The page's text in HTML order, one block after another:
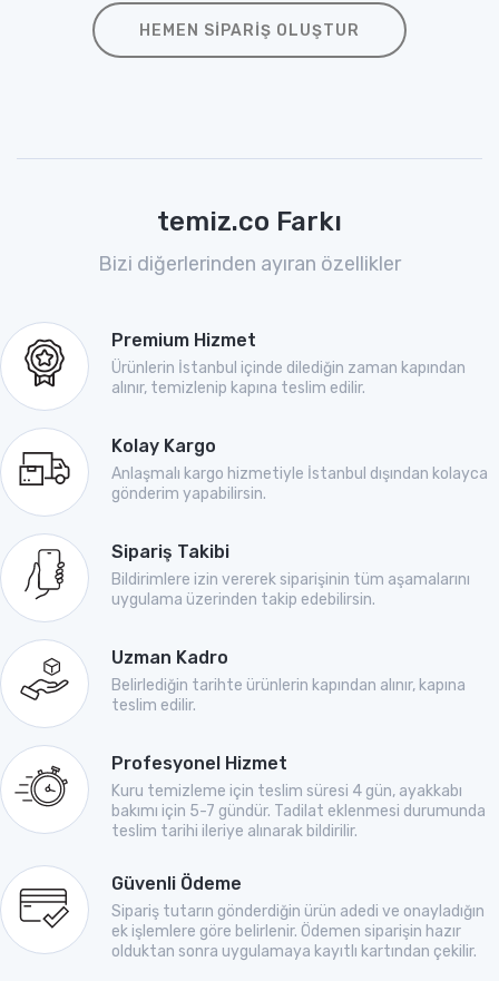
HEMEN SIPARIŞ OLUŞTUR
temiz.co Farkı
Bizi diğerlerinden ayıran özellikler
Premium Hizmet
Ürünlerin İstanbul içinde dilediğin zaman kapından
alınır, temizlenip kapına teslim edilir.
Kolay Kargo
Anlaşmalı kargo hizmetiyle İstanbul dışından kolayca
gönderim yapabilirsin.
Sipariş Takibi
Bildirimlere izin vererek siparişinin tüm aşamalarını
uygulama üzerinden takip edebilirsin.
Uzman Kadro
Belirlediğin tarihte ürünlerin kapından alınır, kapına
teslim edilir.
Profesyonel Hizmet
Kuru temizleme için teslim süresi 4 gün, ayakkabı
bakımı için 5-7 gündür. Tadilat eklenmesi durumunda
teslim tarihi ileriye alınarak bildirilir.
Güvenli Ödeme
Sipariş tutarın gönderdiğin ürün adedi ve onayladığın
ek işlemlere göre belirlenir. Ödemen siparişin hazır
olduktan sonra uygulamaya kayıtlı kartından çekilir.